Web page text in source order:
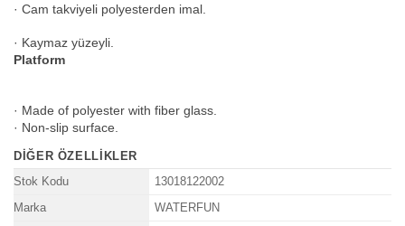
· Cam takviyeli polyesterden imal.
· Kaymaz yüzeyli.
Platform
· Made of polyester with fiber glass.
· Non-slip surface.
DIĞER ÖZELLIKLER
Stok Kodu
13018122002
Marka WATERFUN